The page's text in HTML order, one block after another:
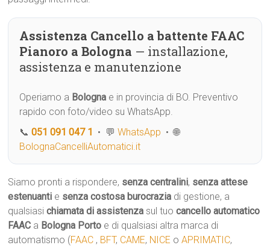
Assistenza Cancello a battente FAAC
Pianoro a Bologna — installazione,
assistenza e manutenzione
Operiamo a Bologna e in provincia di BO. Preventivo
rapido con foto/video su WhatsApp.
📞051 091 047 1 • 💬WhatsApp • 🌐
BolognaCancelliAutomatici.it
Siamo pronti a rispondere, senza centralini, senza attese
estenuanti e senza costosa burocrazia di gestione, a
qualsiasichiamata di assistenza sul tuocancello automatico
FAAC a Bologna Porto e di qualsiasi altra marca di
automatismo (FAAC , BFT, CAME, NICE oAPRIMATIC,